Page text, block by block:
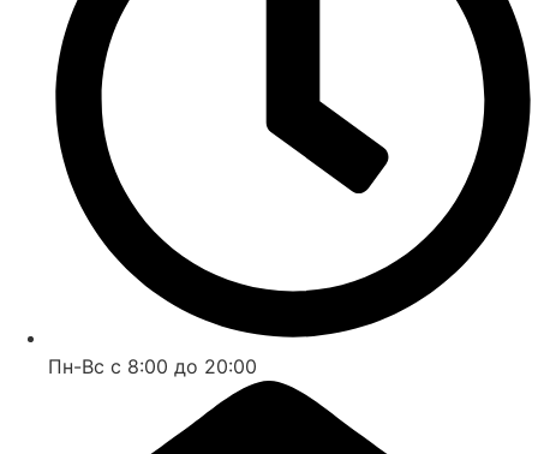
Пн-Вс с 8:00 до 20:00